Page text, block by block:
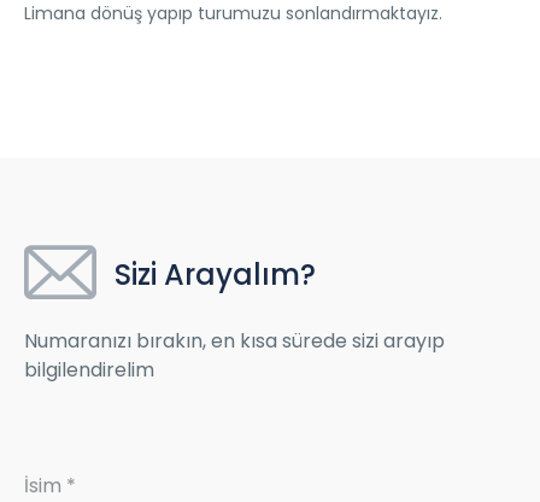
Limana dönüş yapıp turumuzu sonlandırmaktayız.
Sizi Arayalım?
Numaranızı bırakın, en kısa sürede sizi arayıp
bilgilendirelim
İsim *